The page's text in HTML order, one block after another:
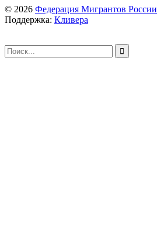
© 2026 Федерация Мигрантов России
Поддержка: Кливера